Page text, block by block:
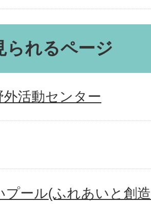
られるページ
外活動センター
プール(ふれあいと創